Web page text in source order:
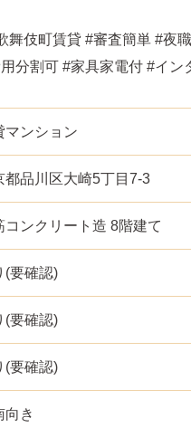
舞伎町賃貸 #審査簡単 #夜
分割可 #家具家電付 #イン
マンション
都品川区大崎5丁目7-3
コンクリート造 8階建て
(要確認)
(要確認)
(要確認)
向き